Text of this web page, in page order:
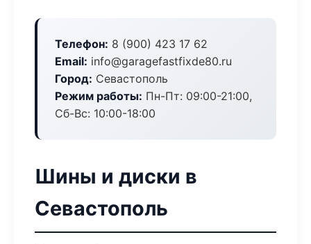
Телефон: 8 (900) 423 17 62
Email: info@garagefastfixde80.ru
Город: Севастополь
Режим работы: Пн-Пт: 09:00-21:00,
Сб-Вс: 10:00-18:00
Шины и диски в
Севастополь